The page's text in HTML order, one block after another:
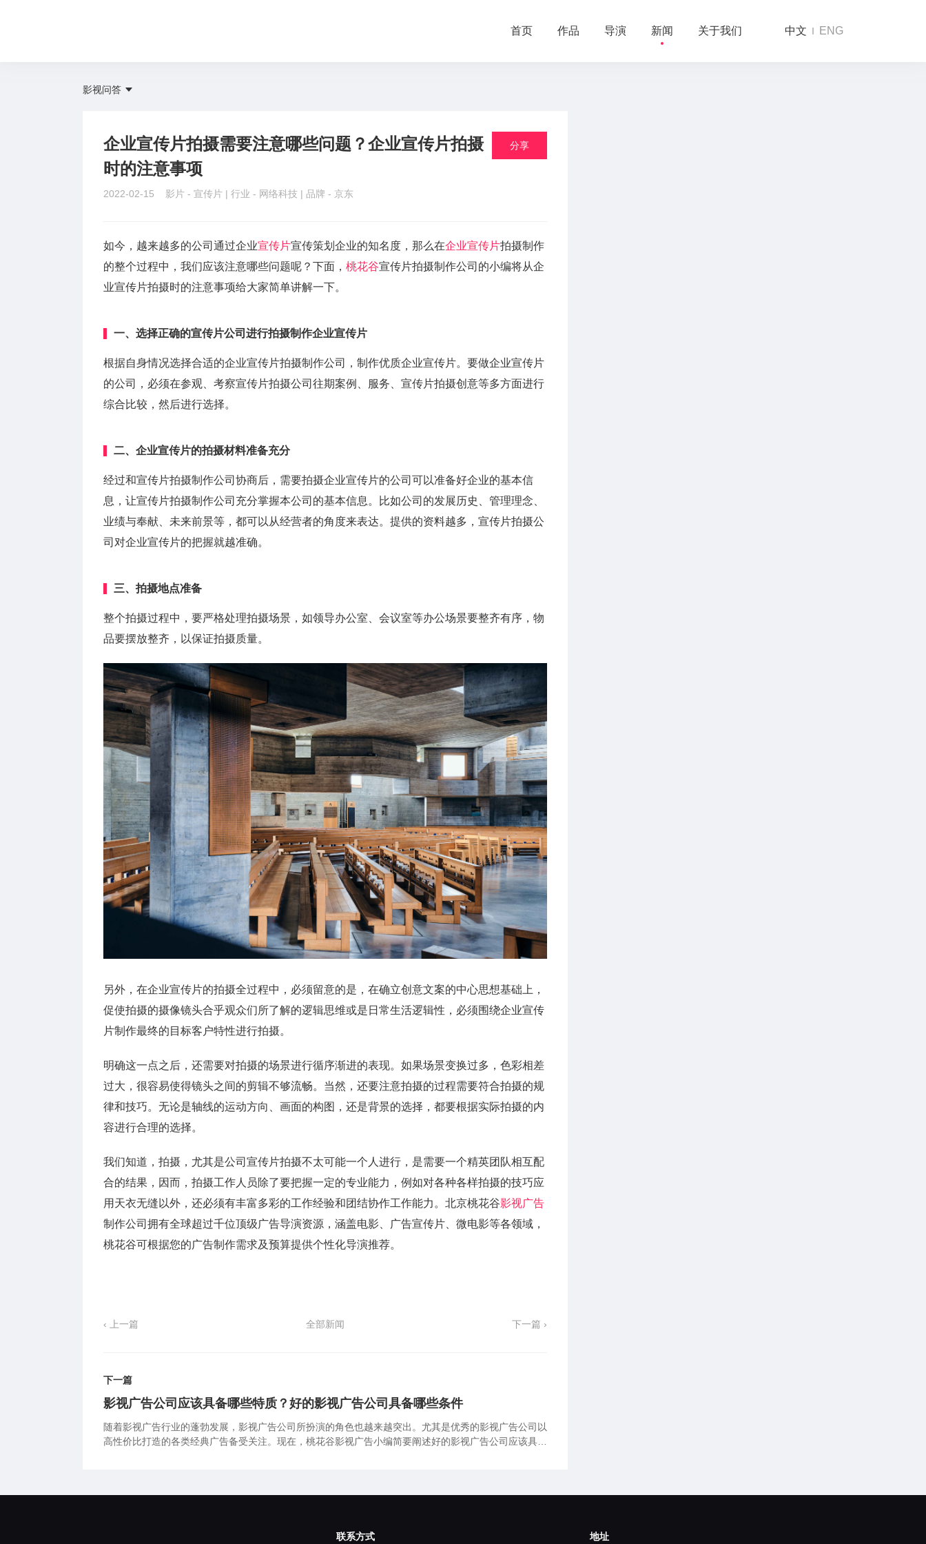
首页 作品 导演 新闻 关于我们 中文 ENG
影视问答
企业宣传片拍摄需要注意哪些问题？企业宣传片拍摄
时的注意事项
2022-02-15 影片 - 宣传片 | 行业 - 网络科技 | 品牌 - 京东
分享
如今，越来越多的公司通过企业宣传片宣传策划企业的知名度，那么在企业宣传片拍摄制作
的整个过程中，我们应该注意哪些问题呢？下面， 桃花谷宣传片拍摄制作公司的小编将从企
业宣传片拍摄时的注意事项给大家简单讲解一下。
一、选择正确的宣传片公司进行拍摄制作企业宣传片
根据自身情况选择合适的企业宣传片拍摄制作公司，制作优质企业宣传片。要做企业宣传片
的公司，必须在参观、考察宣传片拍摄公司往期案例、服务、宣传片拍摄创意等多方面进行
综合比较，然后进行选择。
二、企业宣传片的拍摄材料准备充分
经过和宣传片拍摄制作公司协商后，需要拍摄企业宣传片的公司可以准备好企业的基本信
息，让宣传片拍摄制作公司充分掌握本公司的基本信息。比如公司的发展历史、管理理念、
业绩与奉献、未来前景等，都可以从经营者的角度来表达。提供的资料越多，宣传片拍摄公
司对企业宣传片的把握就越准确。
三、拍摄地点准备
整个拍摄过程中，要严格处理拍摄场景，如领导办公室、会议室等办公场景要整齐有序，物
品要摆放整齐，以保证拍摄质量。
另外，在企业宣传片的拍摄全过程中，必须留意的是，在确立创意文案的中心思想基础上，
促使拍摄的摄像镜头合乎观众们所了解的逻辑思维或是日常生活逻辑性，必须围绕企业宣传
片制作最终的目标客户特性进行拍摄。
明确这一点之后，还需要对拍摄的场景进行循序渐进的表现。如果场景变换过多，色彩相差
过大，很容易使得镜头之间的剪辑不够流畅。当然，还要注意拍摄的过程需要符合拍摄的规
律和技巧。无论是轴线的运动方向、画面的构图，还是背景的选择，都要根据实际拍摄的内
容进行合理的选择。
我们知道，拍摄，尤其是公司宣传片拍摄不太可能一个人进行，是需要一个精英团队相互配
合的结果，因而，拍摄工作人员除了要把握一定的专业能力，例如对各种各样拍摄的技巧应
用天衣无缝以外，还必须有丰富多彩的工作经验和团结协作工作能力。北京桃花谷影视广告
制作公司拥有全球超过千位顶级广告导演资源，涵盖电影、广告宣传片、微电影等各领域，
桃花谷可根据您的广告制作需求及预算提供个性化导演推荐。
‹ 上一篇 全部新闻 下一篇 ›
下一篇
影视广告公司应该具备哪些特质？好的影视广告公司具备哪些条件
随着影视广告行业的蓬勃发展，影视广告公司所扮演的角色也越来越突出。尤其是优秀的影视广告公司以
高性价比打造的各类经典广告备受关注。现在，桃花谷影视广告小编简要阐述好的影视广告公司应该具备
联系方式 地址